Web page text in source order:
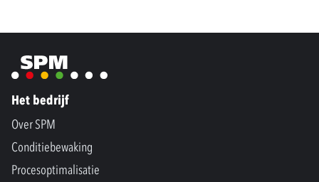
Het bedrijf
Over SPM
Conditiebewaking
Procesoptimalisatie